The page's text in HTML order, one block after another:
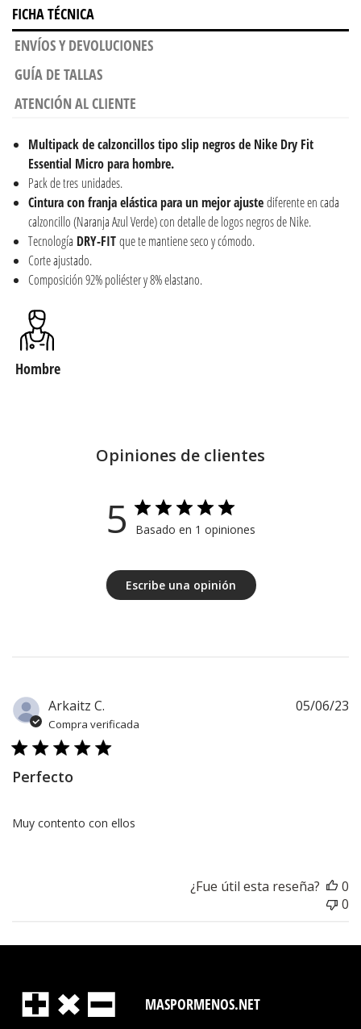
FICHA TÉCNICA
ENVÍOS Y DEVOLUCIONES
GUÍA DE TALLAS
ATENCIÓN AL CLIENTE
Multipack de calzoncillos tipo slip negros de Nike Dry Fit
Essential Micro para hombre.
Pack de tres unidades.
Cintura con franja elástica para un mejor ajustediferente en cada
calzoncillo (Naranja Azul Verde) con detalle de logos negros de Nike.
Tecnología DRY-FITque te mantiene seco y cómodo.
Corte ajustado.
Composición 92% poliéster y 8% elastano.
Hombre
Opiniones de clientes
5 Basado en 1 opiniones
Escribe una opinión
Arkaitz C.
Compra verificada
Perfecto
Muy contento con ellos
05/06/23
¿Fue útil esta reseña?
0
0
MASPORMENOS.NET